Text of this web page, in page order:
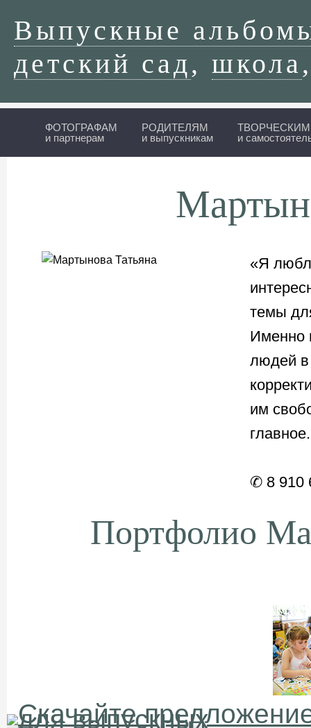
Выпускные
детский сад, школа
ФОТОГРАФАМ
и партнерам
РОДИТЕЛЯМ
и выпускникам
ТВОРЧЕСКИМ
и
«Я
темы
Именно
людей в
им
✆ 8 910
Портфолио